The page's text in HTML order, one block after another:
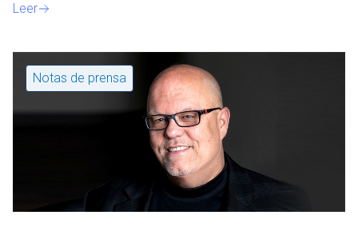
Leer
Notas de prensa